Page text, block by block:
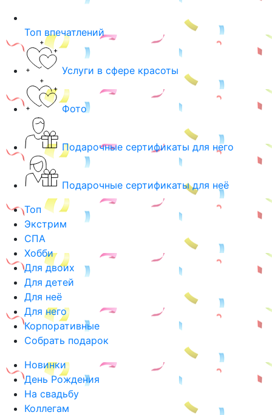
Топ впечатлений
Услуги в сфере красоты
Фото
Подарочные сертификаты для него
Подарочные сертификаты для неё
Топ
Экстрим
СПА
Хобби
Для двоих
Для детей
Для неё
Для него
Корпоративные
Собрать подарок
Новинки
День Рождения
На свадьбу
Коллегам